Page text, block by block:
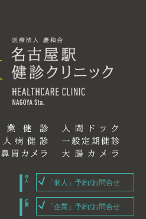
「個人」予約/お問合せ
「企業」予約/お問合せ